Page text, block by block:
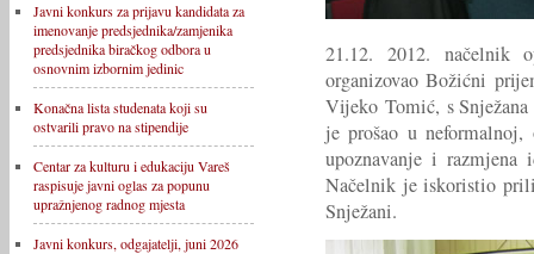
Javni konkurs za prijavu kandidata za
imenovanje predsjednika/zamjenika
predsjednika biračkog odbora u
osnovnim izbornim jedinic
Konačna lista studenata koji su
ostvarili pravo na stipendije
Centar za kulturu i edukaciju Vareš
raspisuje javni oglas za popunu
upražnjenog radnog mjesta
Javni konkurs, odgajatelji, juni 2026
21.12. 2012. načelnik
organizovao Božićni
Vijeko Tomić, s
je prošao u
upoznavanje i
Načelnik je iskoristio
Snježani.